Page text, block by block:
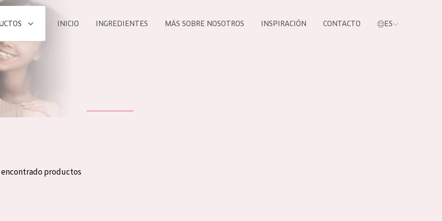
INICIO INGREDIENTES MÁS SOBRE NOSOTROS INSPIRACIÓN CONTACTO ES
encontrado productos